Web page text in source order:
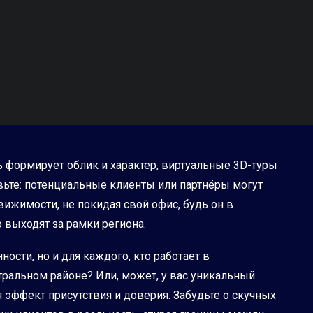
облик и характер, виртуальные 3D-туры
потенциальные клиенты или партнёры могут
не покидая свой офис, будь он в
за рамки региона.
но и для каждого, кто работает в
районе? Или, может, у вас уникальный
присутствия и доверия. Забудьте о скучных